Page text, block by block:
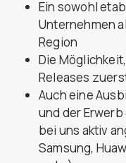
Ein sowohl
Unternehmen
Region
Die
Releases
Auch eine
und der
bei uns aktiv
Samsung,